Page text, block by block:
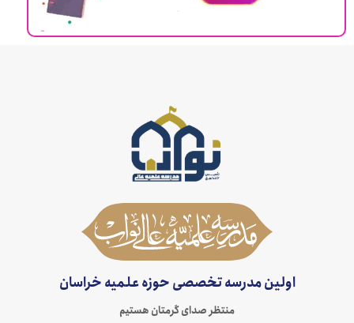
اولین مدرسه تخصصی حوزه علمیه خراسان
منتظر صدای گرمتان هستیم